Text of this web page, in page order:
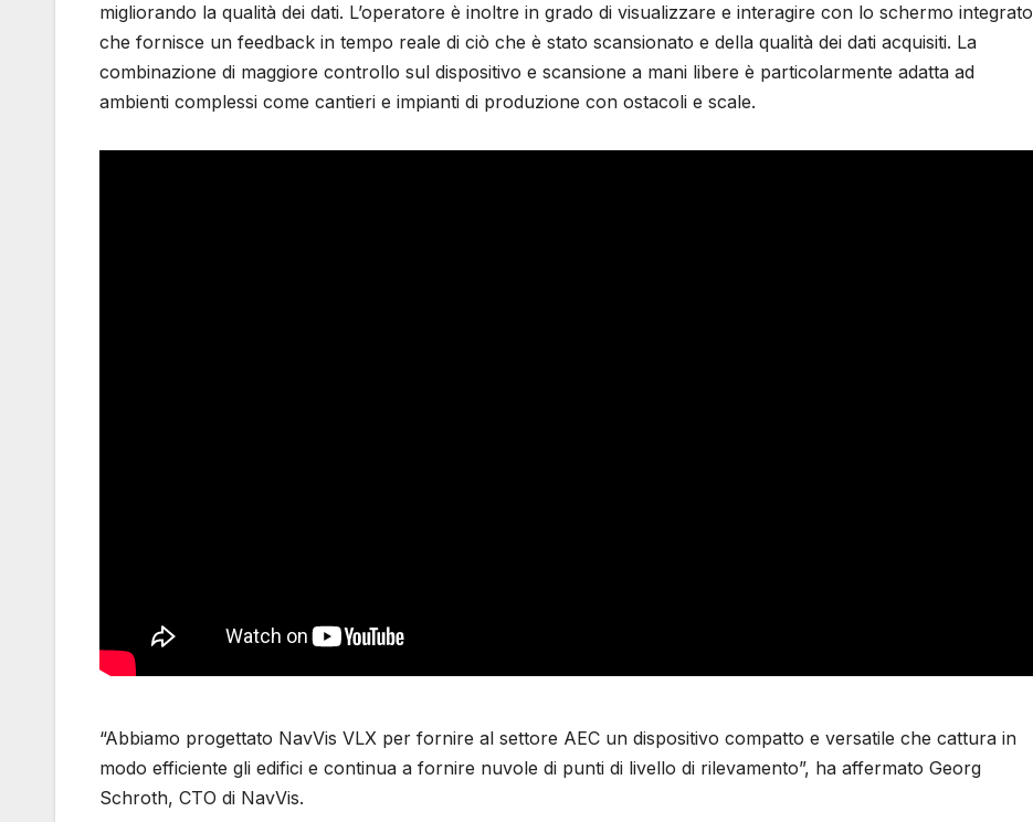
migliorando la qualità dei dati. L’operatore è inoltre in grado di visualizzare e interagire con lo schermo integrato
che fornisce un feedback in tempo reale di ciò che è stato scansionato e della qualità dei dati acquisiti. La
combinazione di maggiore controllo sul dispositivo e scansione a mani libere è particolarmente adatta ad
ambienti complessi come cantieri e impianti di produzione con ostacoli e scale.
“Abbiamo progettato NavVis VLX per fornire al settore AEC un dispositivo compatto e versatile che cattura in
modo efficiente gli edifici e continua a fornire nuvole di punti di livello di rilevamento”, ha affermato Georg
Schroth, CTO di NavVis.